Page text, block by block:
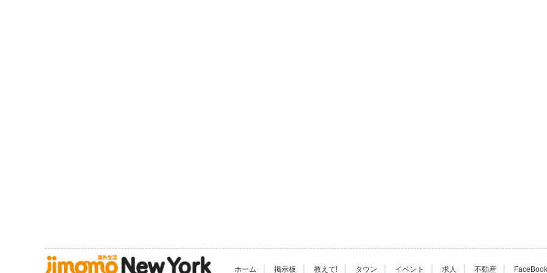
ホーム | 掲示板 | 教えて! | タウン | イベント | 求人 | 不動産 |